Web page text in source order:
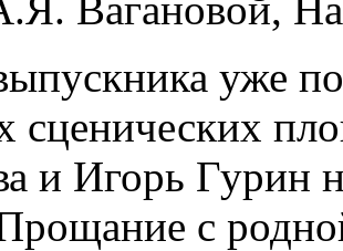
уже
сценических
и Игорь Гурин
с